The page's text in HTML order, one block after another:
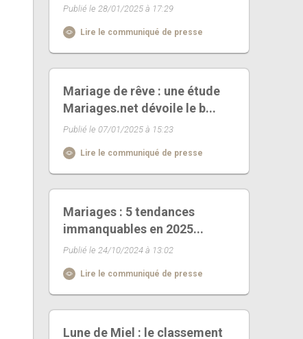
Publié le 28/01/2025 à 17:29
Lire le communiqué de presse
Mariage de rêve : une étude
Mariages.net dévoile le b...
Publié le 07/01/2025 à 15:23
Lire le communiqué de presse
Mariages : 5 tendances
immanquables en 2025...
Publié le 24/10/2024 à 13:02
Lire le communiqué de presse
Lune de Miel : le classement